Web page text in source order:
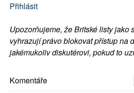
Přihlásit
Upozorňujeme, že Britské listy jako
vyhrazují právo blokovat přístup na
jakémukoliv diskutérovi, pokud to
Komentáře